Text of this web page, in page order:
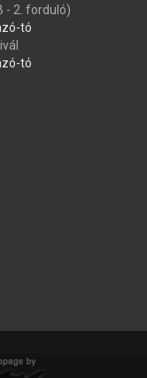
- 2. forduló)
tó
tó